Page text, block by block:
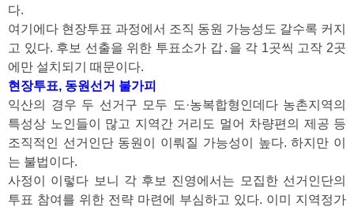
다.
여기에다 현장투표 과정에서 조직 동원 가능성도 갈수록 커지
고 있다. 후보 선출을 위한 투표소가 갑․을 각 1곳씩 고작 2곳
에만 설치되기 때문이다.
현장투표, 동원선거 불가피
익산의 경우 두 선거구 모두 도·농복합형인데다 농촌지역의
특성상 노인들이 많고 지역간 거리도 멀어 차량편의 제공 등
조직적인 선거인단 동원이 이뤄질 가능성이 높다. 하지만 이
는 불법이다.
사정이 이렇다 보니 각 후보 진영에서는 모집한 선거인단의
투표 참여를 위한 전략 마련에 부심하고 있다. 이미 지역정가